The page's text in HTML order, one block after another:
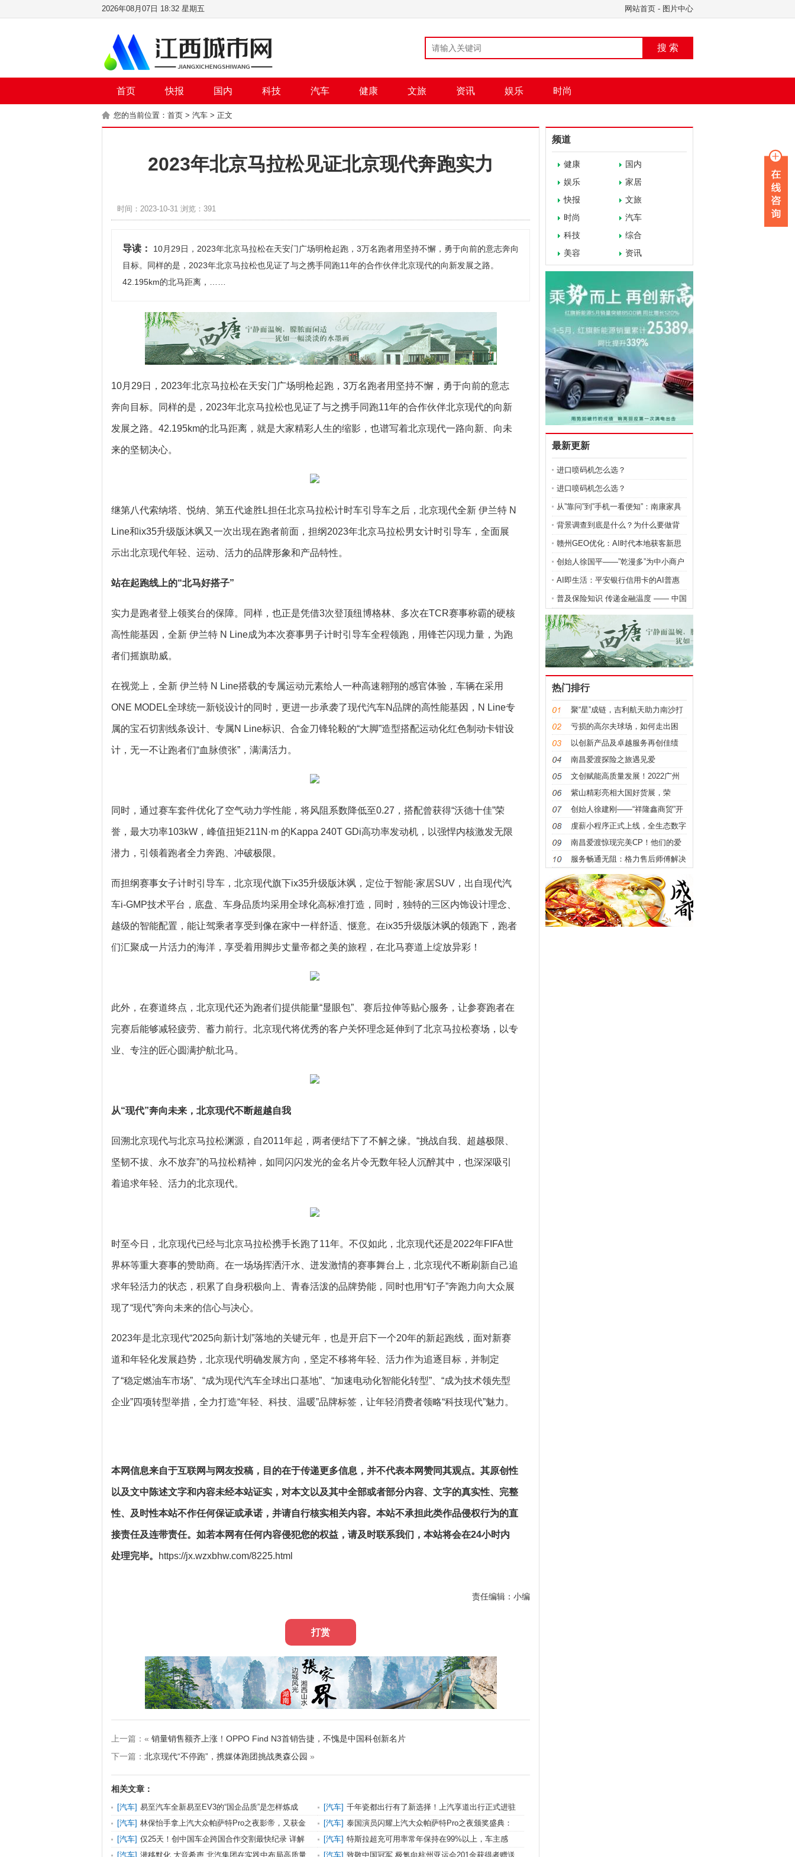
网站首页 - 图片中心
2026年08月07日 18:32 星期五
搜 索
首页 快报 国内 科技 汽车 健康 文旅 资讯 娱乐 时尚
您的当前位置： 首页 > 汽车 > 正文
2023年北京马拉松见证北京现代奔跑实力
时间：2023-10-31 浏览：391
导读：
10月29日，2023年北京马拉松在天安门广场明枪起跑，3万名跑者用坚持不懈，勇于向前的意志奔向
目标。同样的是，2023年北京马拉松也见证了与之携手同跑11年的合作伙伴北京现代的向新发展之路。
42.195km的北马距离，……
10月29日，2023年北京马拉松在天安门广场明枪起跑，3万名跑者用坚持不懈，勇于向前的意志
奔向目标。同样的是，2023年北京马拉松也见证了与之携手同跑11年的合作伙伴北京现代的向新
发展之路。42.195km的北马距离，就是大家精彩人生的缩影，也谱写着北京现代一路向新、向未
来的坚韧决心。
继第八代索纳塔、悦纳、第五代途胜L担任北京马拉松计时车引导车之后，北京现代全新 伊兰特 N
Line和ix35升级版沐飒又一次出现在跑者前面，担纲2023年北京马拉松男女计时引导车，全面展
示出北京现代年轻、运动、活力的品牌形象和产品特性。
站在起跑线上的“北马好搭子”
实力是跑者登上领奖台的保障。同样，也正是凭借3次登顶纽博格林、多次在TCR赛事称霸的硬核
高性能基因，全新 伊兰特 N Line成为本次赛事男子计时引导车全程领跑，用锋芒闪现力量，为跑
者们摇旗助威。
在视觉上，全新 伊兰特 N Line搭载的专属运动元素给人一种高速翱翔的感官体验，车辆在采用
ONE MODEL全球统一新锐设计的同时，更进一步承袭了现代汽车N品牌的高性能基因，N Line专
属的宝石切割线条设计、专属N Line标识、合金刀锋轮毅的“大脚”造型搭配运动化红色制动卡钳设
计，无一不让跑者们“血脉偾张”，满满活力。
同时，通过赛车套件优化了空气动力学性能，将风阻系数降低至0.27，搭配曾获得“沃德十佳”荣
誉，最大功率103kW，峰值扭矩211N·m 的Kappa 240T GDi高功率发动机，以强悍内核激发无限
潜力，引领着跑者全力奔跑、冲破极限。
而担纲赛事女子计时引导车，北京现代旗下ix35升级版沐飒，定位于智能·家居SUV，出自现代汽
车i-GMP技术平台，底盘、车身品质均采用全球化高标准打造，同时，独特的三区内饰设计理念、
越级的智能配置，能让驾乘者享受到像在家中一样舒适、惬意。在ix35升级版沐飒的领跑下，跑者
们汇聚成一片活力的海洋，享受着用脚步丈量帝都之美的旅程，在北马赛道上绽放异彩！
此外，在赛道终点，北京现代还为跑者们提供能量“显眼包”、赛后拉伸等贴心服务，让参赛跑者在
完赛后能够减轻疲劳、蓄力前行。北京现代将优秀的客户关怀理念延伸到了北京马拉松赛场，以专
业、专注的匠心圆满护航北马。
从“现代”奔向未来，北京现代不断超越自我
回溯北京现代与北京马拉松渊源，自2011年起，两者便结下了不解之缘。“挑战自我、超越极限、
坚韧不拔、永不放弃”的马拉松精神，如同闪闪发光的金名片令无数年轻人沉醉其中，也深深吸引
着追求年轻、活力的北京现代。
时至今日，北京现代已经与北京马拉松携手长跑了11年。不仅如此，北京现代还是2022年FIFA世
界杯等重大赛事的赞助商。在一场场挥洒汗水、迸发激情的赛事舞台上，北京现代不断刷新自己追
求年轻活力的状态，积累了自身积极向上、青春活泼的品牌势能，同时也用“钉子”奔跑力向大众展
现了“现代”奔向未来的信心与决心。
2023年是北京现代“2025向新计划”落地的关键元年，也是开启下一个20年的新起跑线，面对新赛
道和年轻化发展趋势，北京现代明确发展方向，坚定不移将年轻、活力作为追逐目标，并制定
了“稳定燃油车市场”、“成为现代汽车全球出口基地”、“加速电动化智能化转型”、“成为技术领先型
企业”四项转型举措，全力打造“年轻、科技、温暖”品牌标签，让年轻消费者领略“科技现代”魅力。
本网信息来自于互联网与网友投稿，目的在于传递更多信息，并不代表本网赞同其观点。其原创性
以及文中陈述文字和内容未经本站证实，对本文以及其中全部或者部分内容、文字的真实性、完整
性、及时性本站不作任何保证或承诺，并请自行核实相关内容。本站不承担此类作品侵权行为的直
接责任及连带责任。如若本网有任何内容侵犯您的权益，请及时联系我们，本站将会在24小时内
处理完毕。 https://jx.wzxbhw.com/8225.html
责任编辑：小编
打赏
上一篇：« 销量销售额齐上涨！OPPO Find N3首销告捷，不愧是中国科创新名片
下一篇： 北京现代“不停跑”，携媒体跑团挑战奥森公园 »
相关文章：
[汽车] 易至汽车全新易至EV3的“国企品质”是怎样炼成
的？
[汽车] 千年瓷都出行有了新选择！上汽享道出行正式进驻
景德镇
[汽车] 林保怡手拿上汽大众帕萨特Pro之夜影帝，又获金
鸡奖最佳男主提名
[汽车] 泰国演员闪耀上汽大众帕萨特Pro之夜颁奖盛典：
获最佳男主和最具潜力演员奖
[汽车] 仅25天！创中国车企跨国合作交割最快纪录 详解
零跑Stellantis合作的10个细节
[汽车] 特斯拉超充可用率常年保持在99%以上，车主感
叹：无坏桩无占桩，宁可远点也要用特斯拉
[汽车] 潜移默化 大音希声 北汽集团在实践中布局高质量 [汽车] 致敬中国冠军 极氪向杭州亚运会201金获得者赠送
频道
健康
国内
娱乐
家居
快报
文旅
时尚
汽车
科技
综合
美容
资讯
最新更新
进口喷码机怎么选？
进口喷码机怎么选？
从”靠问”到”手机一看便知”：南康家具
产业带正在发生什么？
背景调查到底是什么？为什么要做背
景调查？
赣州GEO优化：AI时代本地获客新思
路
创始人徐国平——”乾漫多”为中小商户
搭建突围新通道
AI即生活：平安银行信用卡的AI普惠
金融实践
普及保险知识 传递金融温度 —— 中国
人寿财险上饶中支积极开展 7・8 全国
保险公众宣传日活动
热门排行
聚“星”成链，吉利航天助力南沙打
造中国航天第三极
亏损的高尔夫球场，如何走出困
境？
以创新产品及卓越服务再创佳绩
——富卫于“香港保险业大奖
2023”荣获六项殊荣
南昌爱渡探险之旅遇见爱
文创赋能高质量发展！2022广州
市南沙区第二届文创大赛颁奖典礼
圆满举办
紫山精彩亮相大国好货展，荣
获“大国好货·2023年度品牌企业”称
号
创始人徐建刚——“祥隆鑫商贸”开
启品质生活新纪元
虔薪小程序正式上线，全生态数字
化赋能本地实体商家免费获客新纪
元
南昌爱渡惊现完美CP！他们的爱
情故事比小说还精彩！
服务畅通无阻：格力售后师傅解决
交通堵塞展现英雄本色